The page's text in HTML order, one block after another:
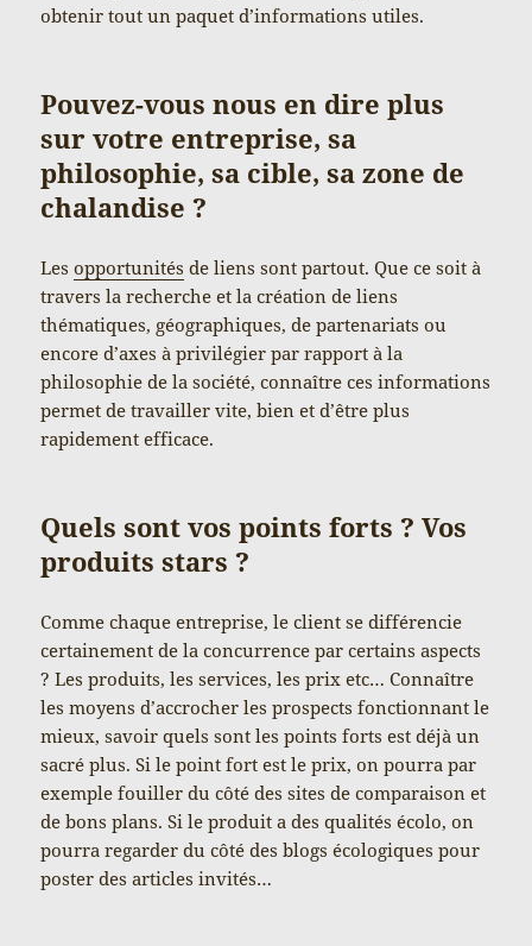
obtenir tout un paquet d’informations utiles.
Pouvez-vous nous en dire plus
sur votre entreprise, sa
philosophie, sa cible, sa zone de
chalandise ?
Lesopportunités de liens sont partout. Que ce soit à
travers la recherche et la création de liens
thématiques, géographiques, de partenariats ou
encore d’axes à privilégier par rapport à la
philosophie de la société, connaître ces informations
permet de travailler vite, bien et d’être plus
rapidement efficace.
Quels sont vos points forts ? Vos
produits stars ?
Comme chaque entreprise, le client se différencie
certainement de la concurrence par certains aspects
? Les produits, les services, les prix etc… Connaître
les moyens d’accrocher les prospects fonctionnant le
mieux, savoir quels sont les points forts est déjà un
sacré plus. Si le point fort est le prix, on pourra par
exemple fouiller du côté des sites de comparaison et
de bons plans. Si le produit a des qualités écolo, on
pourra regarder du côté des blogs écologiques pour
poster des articles invités…